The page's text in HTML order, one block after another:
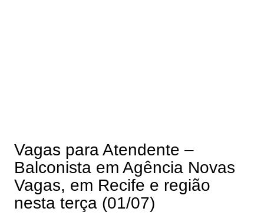
Vagas para Atendente –
Balconista em Agência Novas
Vagas, em Recife e região
nesta terça (01/07)